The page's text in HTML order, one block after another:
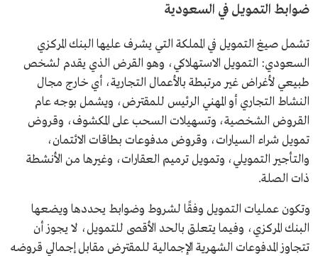
ضوابط التمويل في السعودية
تشمل صيغ التمويل في المملكة التي يشرف عليها البنك المركزي
السعودي: التمويل الاستهلاكي، وهو القرض الذي يقدم لشخص
طبيعي لأغراض غير مرتبطة بالأعمال التجارية، أي خارج مجال
النشاط التجاري أو المهني الرئيس للمقترض، ويشمل بوجه عام
القروض الشخصية، وتسهيلات السحب على المكشوف، وقروض
تمويل شراء السيارات، وقروض مدفوعات بطاقات الائتمان،
والتأجير التمويلي، وتمويل ترميم العقارات، وغيرها من الأنشطة
ذات الصلة.
وتكون عمليات التمويل وفقًا لشروط وضوابط يحددها ويضعها
البنك المركزي، وفيما يتعلق بالحد الأقصى للتمويل، لا يجوز أن
تتجاوز المدفوعات الشهرية الإجمالية للمقترض مقابل إجمالي قروضه